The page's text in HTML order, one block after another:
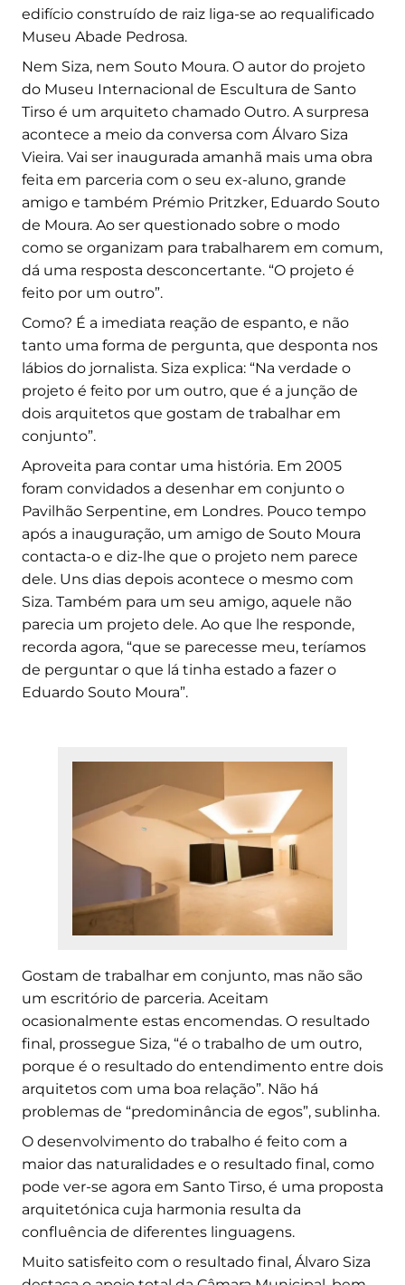
edifício construído de raiz liga-se ao requalificado
Museu Abade Pedrosa.
Nem Siza, nem Souto Moura. O autor do projeto
do Museu Internacional de Escultura de Santo
Tirso é um arquiteto chamado Outro. A surpresa
acontece a meio da conversa com Álvaro Siza
Vieira. Vai ser inaugurada amanhã mais uma obra
feita em parceria com o seu ex-aluno, grande
amigo e também Prémio Pritzker, Eduardo Souto
de Moura. Ao ser questionado sobre o modo
como se organizam para trabalharem em comum,
dá uma resposta desconcertante. “O projeto é
feito por um outro”.
Como? É a imediata reação de espanto, e não
tanto uma forma de pergunta, que desponta nos
lábios do jornalista. Siza explica: “Na verdade o
projeto é feito por um outro, que é a junção de
dois arquitetos que gostam de trabalhar em
conjunto”.
Aproveita para contar uma história. Em 2005
foram convidados a desenhar em conjunto o
Pavilhão Serpentine, em Londres. Pouco tempo
após a inauguração, um amigo de Souto Moura
contacta-o e diz-lhe que o projeto nem parece
dele. Uns dias depois acontece o mesmo com
Siza. Também para um seu amigo, aquele não
parecia um projeto dele. Ao que lhe responde,
recorda agora, “que se parecesse meu, teríamos
de perguntar o que lá tinha estado a fazer o
Eduardo Souto Moura”.
Gostam de trabalhar em conjunto, mas não são
um escritório de parceria. Aceitam
ocasionalmente estas encomendas. O resultado
final, prossegue Siza, “é o trabalho de um outro,
porque é o resultado do entendimento entre dois
arquitetos com uma boa relação”. Não há
problemas de “predominância de egos”, sublinha.
O desenvolvimento do trabalho é feito com a
maior das naturalidades e o resultado final, como
pode ver-se agora em Santo Tirso, é uma proposta
arquitetónica cuja harmonia resulta da
confluência de diferentes linguagens.
Muito satisfeito com o resultado final, Álvaro Siza